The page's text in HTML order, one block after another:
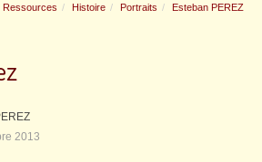
Ressources Histoire Portraits
Esteban PEREZ
2013